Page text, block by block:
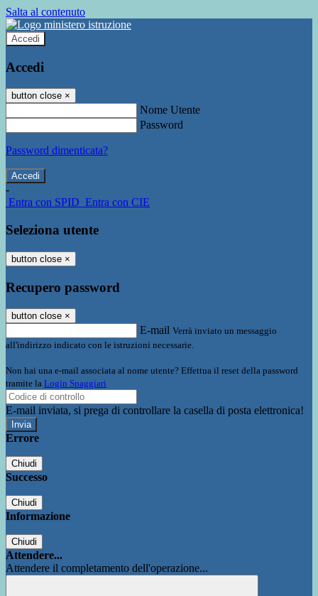
Salta al contenuto
Accedi
Accedi
button close ×
Nome Utente
Password
Password dimenticata?
-
Entra con SPID Entra con CIE
Seleziona utente
button close ×
Recupero password
button close ×
E-mail Verrà inviato un messaggio
all'indirizzo indicato con le istruzioni necessarie.
Non hai una e-mail associata al nome utente? Effettua il reset della password
tramite la Login Spaggiari
E-mail inviata, si prega di controllare la casella di posta elettronica!
Errore
Chiudi
Successo
Chiudi
Informazione
Chiudi
Attendere...
Attendere il completamento dell'operazione...